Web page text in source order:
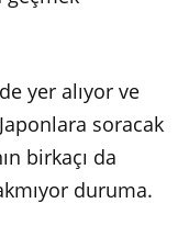
yer alıyor ve
soracak
birkaçı da
duruma.